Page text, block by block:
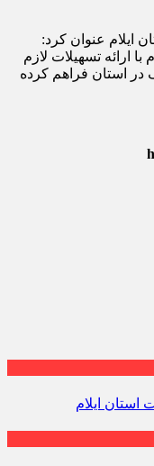
ایلام عنوان کرد:
ارائه تسهیلات لازم
در استان فراهم کرده
استان ایلام